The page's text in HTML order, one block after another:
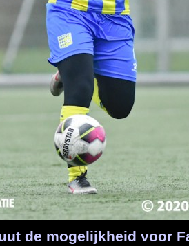
de mogelijkheid voor